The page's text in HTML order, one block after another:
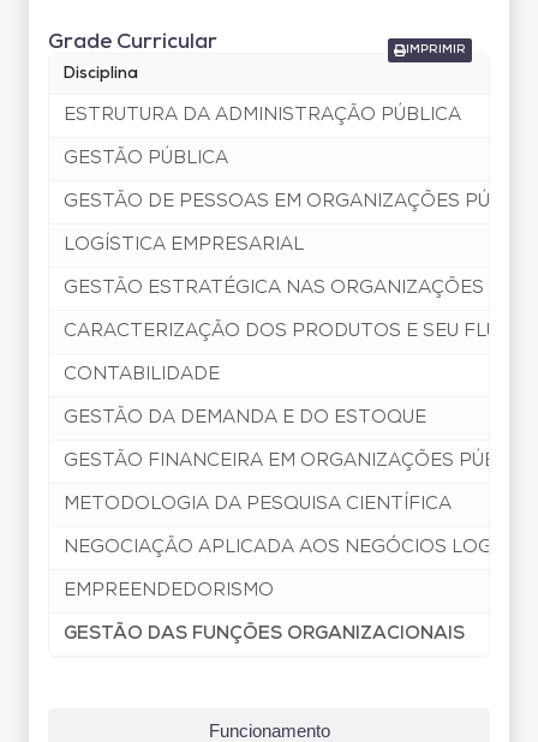
Funcionamento
IMPRIMIR
Grade Curricular
Disciplina
ESTRUTURA DA ADMINISTRAÇÃO PÚBLICA
GESTÃO PÚBLICA
GESTÃO DE PESSOAS EM ORGANIZAÇÕES
LOGÍSTICA EMPRESARIAL
GESTÃO ESTRATÉGICA NAS ORGANIZAÇÕES
CARACTERIZAÇÃO DOS PRODUTOS E SEU FLUXO
CONTABILIDADE
GESTÃO DA DEMANDA E DO ESTOQUE
GESTÃO FINANCEIRA EM ORGANIZAÇÕES
METODOLOGIA DA PESQUISA CIENTÍFICA
NEGOCIAÇÃO APLICADA AOS NEGÓCIOS
EMPREENDEDORISMO
GESTÃO DAS FUNÇÕES ORGANIZACIONAIS